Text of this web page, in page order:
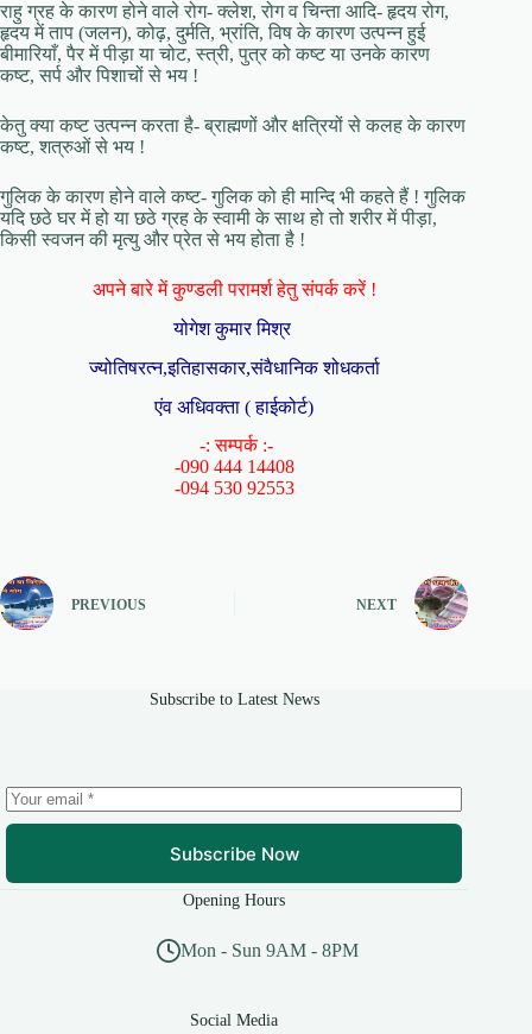
राहु ग्रह के कारण होने वाले रोग- क्लेश, रोग व चिन्ता आदि- हृदय रोग,
हृदय में ताप (जलन), कोढ़, दुर्मति, भ्रांति, विष के कारण उत्पन्न हुई
बीमारियाँ, पैर में पीड़ा या चोट, स्त्री, पुत्र को कष्ट या उनके कारण
कष्ट, सर्प और पिशाचों से भय !
केतु क्या कष्ट उत्पन्न करता है- ब्राह्मणों और क्षत्रियों से कलह के कारण
कष्ट, शत्रुओं से भय !
गुलिक के कारण होने वाले कष्ट- गुलिक को ही मान्दि भी कहते हैं ! गुलिक
यदि छठे घर में हो या छठे ग्रह के स्वामी के साथ हो तो शरीर में पीड़ा,
किसी स्वजन की मृत्यु और प्रेत से भय होता है !
अपने बारे में कुण्डली परामर्श हेतु संपर्क करें !
योगेश कुमार मिश्र
ज्योतिषरत्न,इतिहासकार,संवैधानिक शोधकर्ता
एंव अधिवक्ता ( हाईकोर्ट)
-: सम्पर्क :-
-090 444 14408
-094 530 92553
PREVIOUS NEXT
Subscribe to Latest News
Subscribe Now
Opening Hours
Mon - Sun 9AM - 8PM
Social Media